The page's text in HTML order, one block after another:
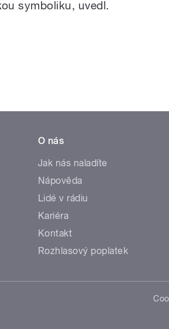
symboliku, uvedl.
O nás
Jak nás naladíte
Nápověda
Lidé v rádiu
Kariéra
Kontakt
Rozhlasový poplatek